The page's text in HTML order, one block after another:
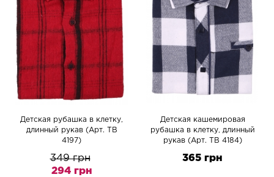
Детская рубашка в клетку,
длинный рукав (Арт. TB
4197)
349 грн
294 грн
Детская кашемировая
рубашка в клетку, длинный
рукав (Арт. TB 4184)
365 грн